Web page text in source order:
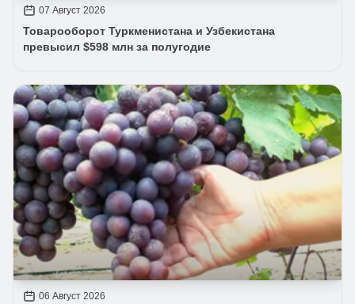
07 Август 2026
Товарооборот Туркменистана и Узбекистана
превысил $598 млн за полугодие
06 Август 2026